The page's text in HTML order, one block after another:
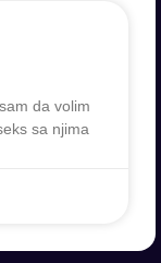
da volim
sa njima